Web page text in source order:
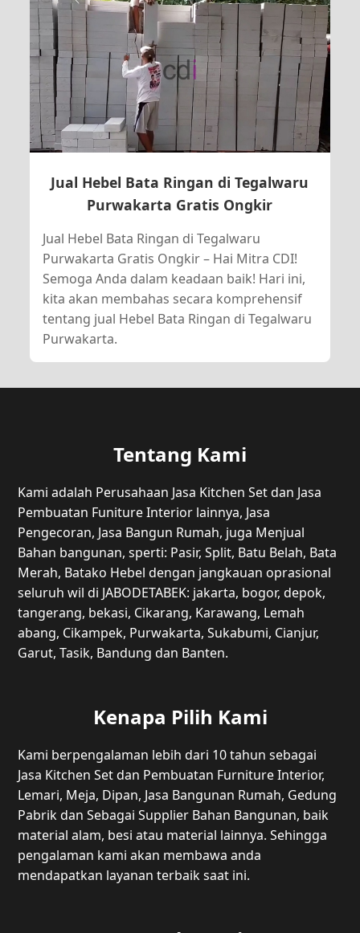
Jual Hebel Bata Ringan di Tegalwaru
Purwakarta Gratis Ongkir
Jual Hebel Bata Ringan di Tegalwaru
Purwakarta Gratis Ongkir – Hai Mitra CDI!
Semoga Anda dalam keadaan baik! Hari ini,
kita akan membahas secara komprehensif
tentang jual Hebel Bata Ringan di Tegalwaru
Purwakarta.
Tentang Kami
Kami adalah Perusahaan Jasa Kitchen Set dan Jasa
Pembuatan Funiture Interior lainnya, Jasa
Pengecoran, Jasa Bangun Rumah, juga Menjual
Bahan bangunan, sperti: Pasir, Split, Batu Belah, Bata
Merah, Batako Hebel dengan jangkauan oprasional
seluruh wil di JABODETABEK: jakarta, bogor, depok,
tangerang, bekasi, Cikarang, Karawang, Lemah
abang, Cikampek, Purwakarta, Sukabumi, Cianjur,
Garut, Tasik, Bandung dan Banten.
Kenapa Pilih Kami
Kami berpengalaman lebih dari 10 tahun sebagai
Jasa Kitchen Set dan Pembuatan Furniture Interior,
Lemari, Meja, Dipan, Jasa Bangunan Rumah, Gedung
Pabrik dan Sebagai Supplier Bahan Bangunan, baik
material alam, besi atau material lainnya. Sehingga
pengalaman kami akan membawa anda
mendapatkan layanan terbaik saat ini.